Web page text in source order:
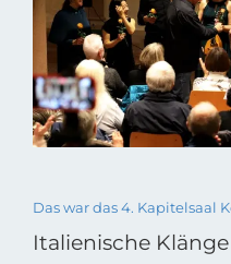
Das war das 4. Kapitelsaal
Italienische Klänge